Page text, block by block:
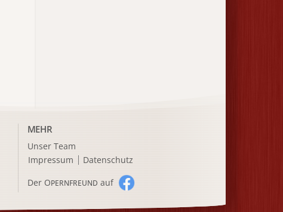
MEHR
Unser Team
Impressum
Datenschutz
Der OPERNFREUND auf